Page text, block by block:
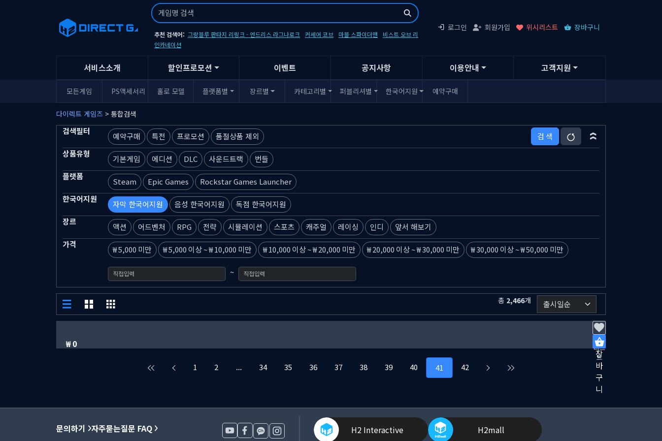
추천 검색어: 그랑블루 판타지 리링크 - 엔드리스 라그나로크 커세어 코브 마블 스파이더맨
비스트 오브 리
인카네이션
로그인 회원가입 위시리스트 장바구니
서비스소개 할인프로모션 이벤트 공지사항 이용안내 고객지원
모든게임 PS액세서리 홀로 모델 플랫폼별 장르별 카테고리별 퍼블리셔별 한국어지원 예약구매
다이렉트 게임즈 > 통합검색
검색필터
예약구매 특전 프로모션 품절상품 제외
검 색
상품유형
기본게임 에디션 DLC 사운드트랙
번들
플랫폼
Steam Epic Games
Rockstar Games Launcher
한국어지원
자막 한국어지원 음성 한국어지원
독점 한국어지원
장르
액션 어드벤처 RPG 전략 시뮬레이션 스포츠 캐주얼 레이싱 인디
앞서 해보기
가격
5,000 미만 5,000 이상~ 10,000 미만 10,000 이상~ 20,000 미만 20,000 이상~ 30,000 미만 30,000 이상~ 50,000 미만
~
총 2,466개
0
위시
리스
트
장
바
구
니
1 2 ... 34 35 36 37 38 39 40 41 42
문의하기 자주묻는질문 FAQ H2 Interactive H2mall